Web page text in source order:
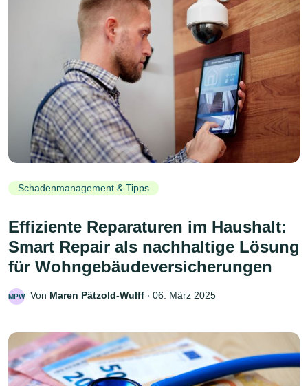
Schadenmanagement & Tipps
Effiziente Reparaturen im Haushalt:
Smart Repair als nachhaltige Lösung
für Wohngebäudeversicherungen
MPW Von Maren Pätzold-Wulff ‧ 06. März 2025